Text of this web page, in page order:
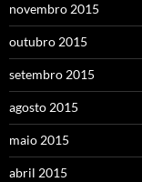
novembro 2015
outubro 2015
setembro 2015
agosto 2015
maio 2015
abril 2015